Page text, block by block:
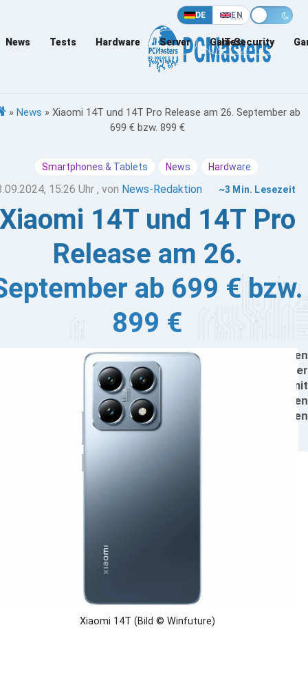
DE EN
News Tests Hardware Server Games
IT-Security
» News » Xiaomi 14T und 14T Pro Release am 26. September ab
699 € bzw. 899 €
Smartphones & Tablets News Hardware
15:26 Uhr , von News-Redaktion ~3 Min. Lesezeit
14T und 14T Pro
Release am 26.
ab 699 € bzw.
899 €
wird neue Flaggschiff-Smartphones unter den
Xiaomi 14T und Xiaomi 14T Pro am 26. September
in Europa vorstellen. Die beiden Modelle sind mit
MediaTek-Prozessoren und erstklassigen
ausgestattet, die sie zu starken Konkurrenten
dem High-End-Smartphone-Markt machen sollen.
Xiaomi 14T (Bild © Winfuture)